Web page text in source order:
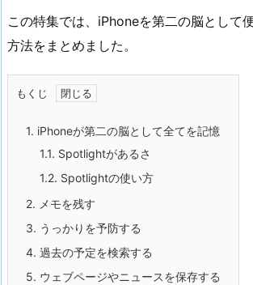
この特集では、iPhoneを第二の脳として
方法をまとめました。
もくじ
1. iPhoneが第二の脳として全てを記憶
1.1. Spotlightがあるさ
1.2. Spotlightの使い方
2. メモを残す
3. うっかりを予防する
4. 過去の予定を検索する
5. ウェブページやニュースを保存する